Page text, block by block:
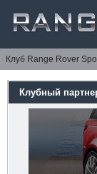
Клуб Range Rover
Клубный